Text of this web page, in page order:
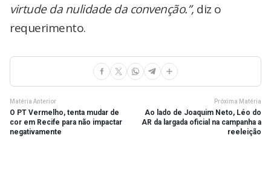
virtude da nulidade da convenção.”, diz o
requerimento.
Matéria Anterior
O PT Vermelho, tenta mudar de
cor em Recife para não impactar
negativamente
Próxima Matéria
Ao lado de Joaquim Neto, Léo do
AR da largada oficial na campanha a
reeleição